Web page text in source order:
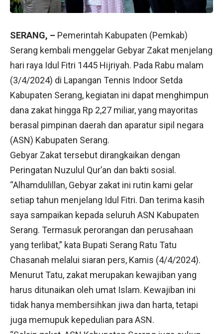
SERANG, – Pemerintah Kabupaten (Pemkab)
Serang kembali menggelar Gebyar Zakat menjelang
hari raya Idul Fitri 1445 Hijriyah. Pada Rabu malam
(3/4/2024) di Lapangan Tennis Indoor Setda
Kabupaten Serang, kegiatan ini dapat menghimpun
dana zakat hingga Rp 2,27 miliar, yang mayoritas
berasal pimpinan daerah dan aparatur sipil negara
(ASN) Kabupaten Serang.
Gebyar Zakat tersebut dirangkaikan dengan
Peringatan Nuzulul Qur’an dan bakti sosial.
“Alhamdulillan, Gebyar zakat ini rutin kami gelar
setiap tahun menjelang Idul Fitri. Dan terima kasih
saya sampaikan kepada seluruh ASN Kabupaten
Serang. Termasuk perorangan dan perusahaan
yang terlibat,” kata Bupati Serang Ratu Tatu
Chasanah melalui siaran pers, Kamis (4/4/2024).
Menurut Tatu, zakat merupakan kewajiban yang
harus ditunaikan oleh umat Islam. Kewajiban ini
tidak hanya membersihkan jiwa dan harta, tetapi
juga memupuk kepedulian para ASN.